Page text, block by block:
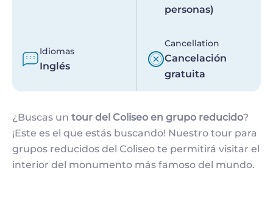
personas)
Idiomas
Inglés
Cancellation
Cancelación
gratuita
¿Buscas un tour del Coliseo en grupo reducido?
¡Este es el que estás buscando! Nuestro tour para
grupos reducidos del Coliseo te permitirá visitar el
interior del monumento más famoso del mundo.